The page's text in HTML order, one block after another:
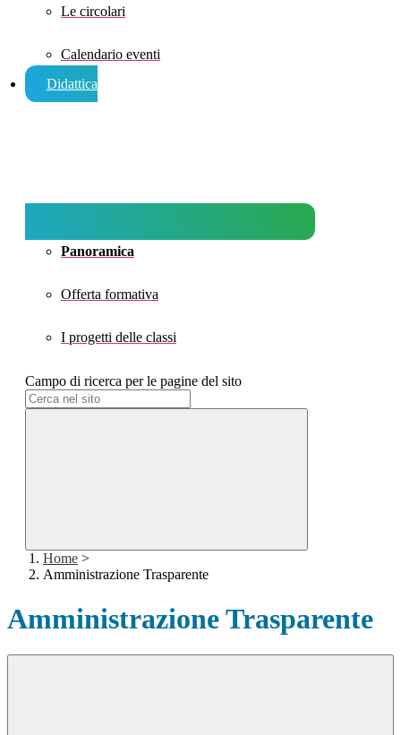
Le circolari
Calendario eventi
Didattica
Panoramica
Offerta formativa
I progetti delle classi
Campo di ricerca per le pagine del sito
Home >
Amministrazione Trasparente
Amministrazione Trasparente